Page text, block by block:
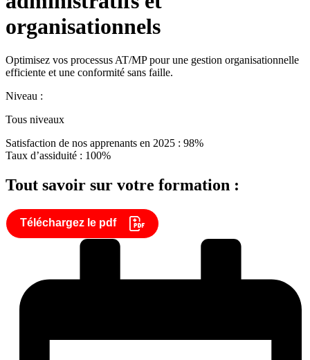
organisationnels
Optimisez vos processus AT/MP pour une gestion organisationnelle
efficiente et une conformité sans faille.
Niveau :
Tous niveaux
Satisfaction de nos apprenants en 2025 : 98%
Taux d’assiduité : 100%
Tout savoir sur votre formation :
Téléchargez le pdf